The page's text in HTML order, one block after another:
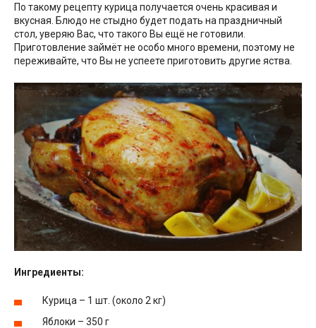
По такому рецепту курица получается очень красивая и
вкусная. Блюдо не стыдно будет подать на праздничный
стол, уверяю Вас, что такого Вы ещё не готовили.
Приготовление займёт не особо много времени, поэтому не
переживайте, что Вы не успеете приготовить другие яства.
Ингредиенты:
Курица – 1 шт. (около 2 кг)
Яблоки – 350 г